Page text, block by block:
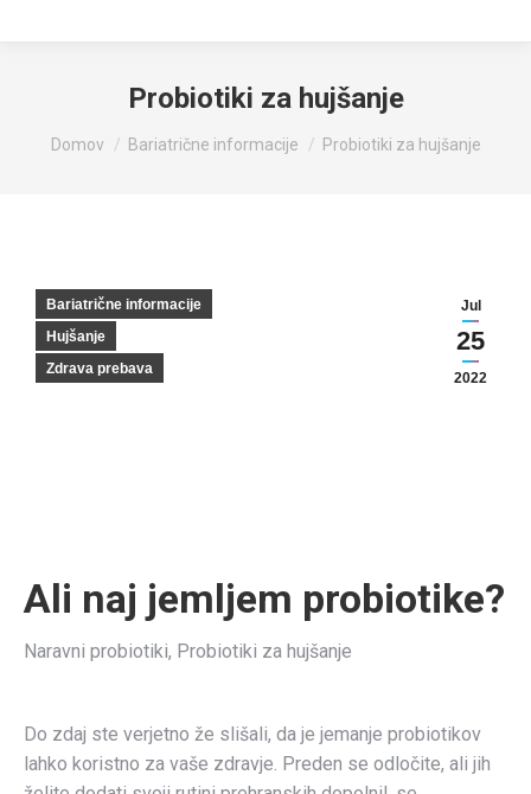
Probiotiki za hujšanje
You are here:
Domov Bariatrične informacije Probiotiki za hujšanje
Jul
25
2022
Bariatrične informacije
Hujšanje
Zdrava prebava
Ali naj jemljem probiotike?
Naravni probiotiki, Probiotiki za hujšanje
Do zdaj ste verjetno že slišali, da je jemanje probiotikov
lahko koristno za vaše zdravje. Preden se odločite, ali jih